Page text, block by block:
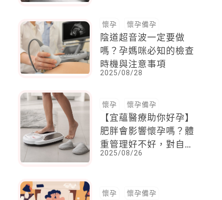
懷孕 懷孕備孕
陰道超音波一定要做
嗎？孕媽咪必知的檢查
時機與注意事項
2025/08/28
懷孕 懷孕備孕
【宜蘊醫療助你好孕】
肥胖會影響懷孕嗎？體
重管理好不好，對自然
懷孕與試管成功率具關
2025/08/26
懷孕 懷孕備孕